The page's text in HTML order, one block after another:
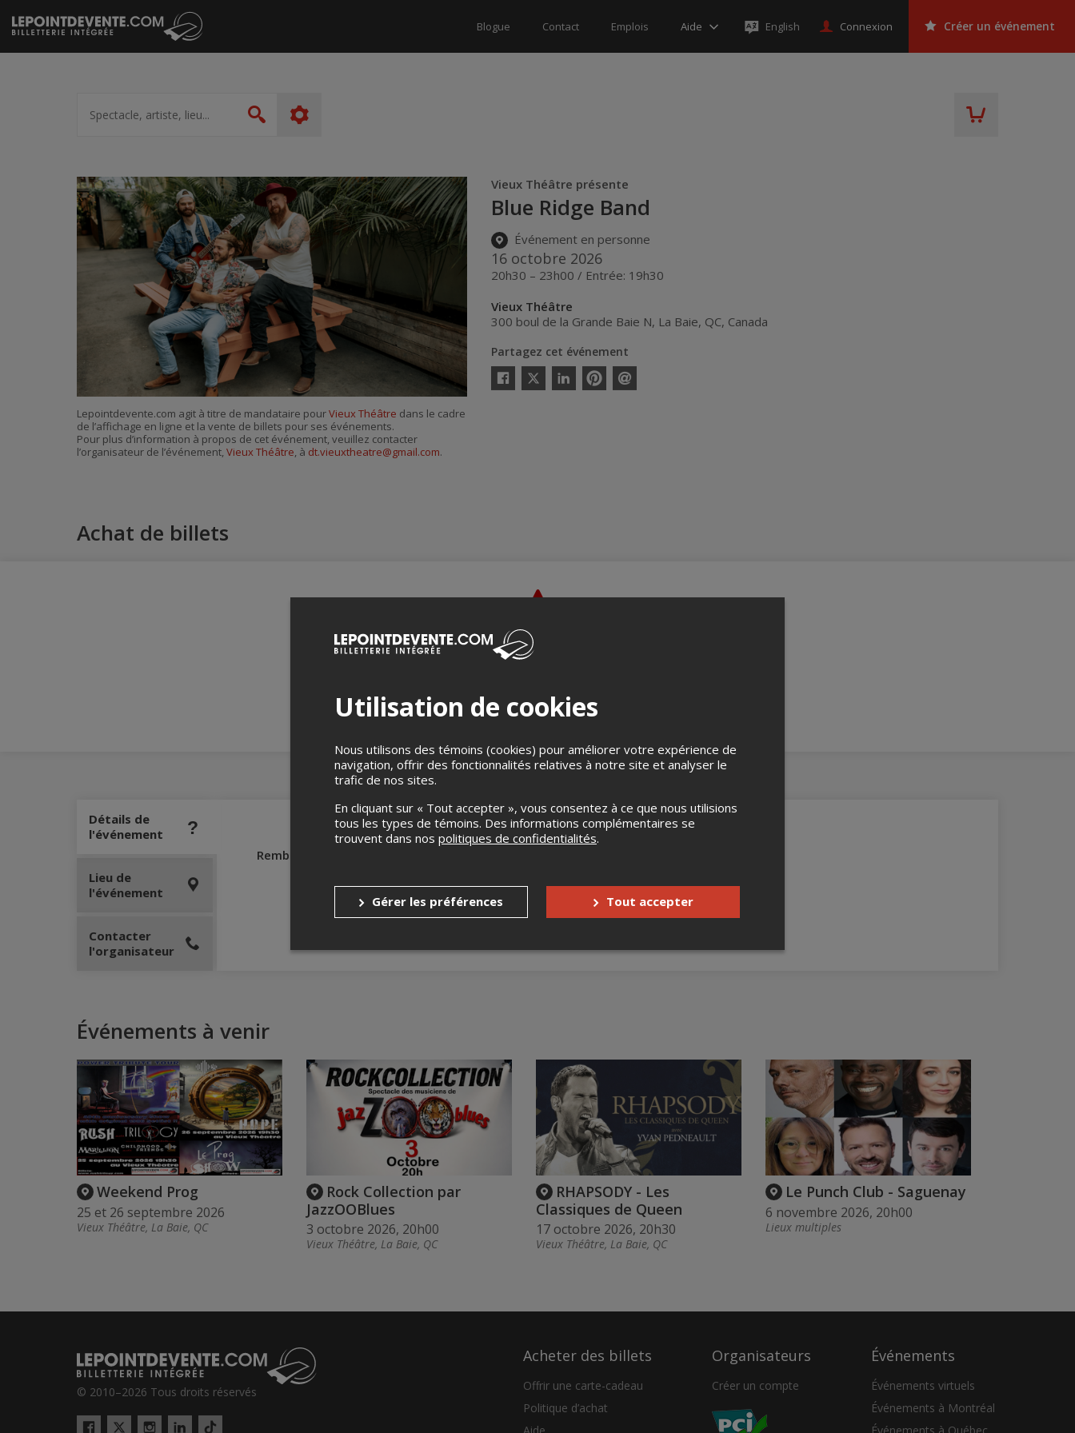
Passer
au
contenu
Blogue Contact Emplois Aide English Connexion Créer un événement
artiste,
lieu...
Rechercher
Vieux Théâtre présente
Blue Ridge Band
Événement en personne
16 octobre 2026
20h30 – 23h00 / Entrée: 19h30
Vieux Théâtre
300 boul de la Grande Baie N, La Baie, QC, Canada
Partagez cet événement
Facebook
Twitter
LinkedinPinterestEnvoyer
Lepointdevente.com agit à titre de mandataire pourVieux Théâtre dans le cadre
de l’affichage en ligne et la vente de billets pour ses événements.
Pour plus d’information à propos de cet événement, veuillez contacter
l’organisateur de l’événement, Vieux Théâtre, à dt.vieuxtheatre@gmail.com.
Achat de billets
Merci de confirmer que vous n'êtes pas un robot ci-bas.
Détails de
l'événement
Remboursements
Lieu de
l'événement
Contacter
l'organisateur
Événements à venir
Weekend Prog
25 et 26 septembre 2026
Vieux Théâtre, La Baie, QC
Rock Collection par
JazzOOBlues
3 octobre 2026, 20h00
Vieux Théâtre, La Baie, QC
RHAPSODY - Les
Classiques de Queen
17 octobre 2026, 20h30
Vieux Théâtre, La Baie, QC
Le Punch Club - Saguenay
6 novembre 2026, 20h00
Lieux multiples
© 2010–2026 Tous droits réservés
Twitter Tiktok
Acheter des billets
Offrir une carte-cadeau
Politique d’achat
Organisateurs
Créer un compte
Événements
Événements virtuels
Événements à Montréal
Utilisation de cookies
Nous utilisons des témoins (cookies) pour améliorer votre expérience de
navigation, offrir des fonctionnalités relatives à notre site et analyser le
trafic de nos sites.
En cliquant sur « Tout accepter », vous consentez à ce que nous utilisions
tous les types de témoins. Des informations complémentaires se
trouvent dans nos politiques de confidentialités.
Gérer les préférences Tout accepter